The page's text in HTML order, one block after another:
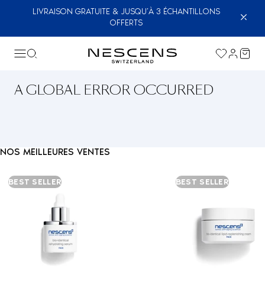
LIVRAISON GRATUITE & JUSQU’À 3 ÉCHANTILLONS
OFFERTS
A GLOBAL ERROR OCCURRED
NOS MEILLEURES VENTES
BEST SELLER BEST SELLER